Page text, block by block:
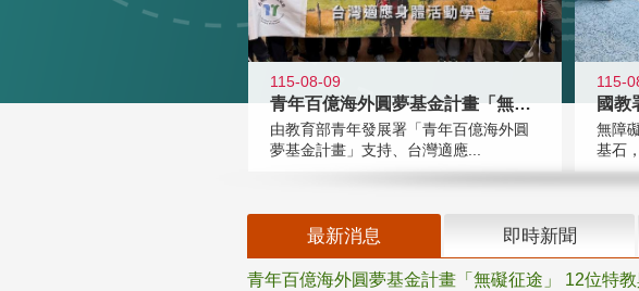
115-08-09
青年百億海外圓夢基金計畫「無礙征途
由教育部青年發展署「青年百億海外圓
夢基金計畫」支持、台灣適應...
115-
無障
基石
最新消息 即時新聞
青年百億海外圓夢基金計畫「無礙征途」 12位特